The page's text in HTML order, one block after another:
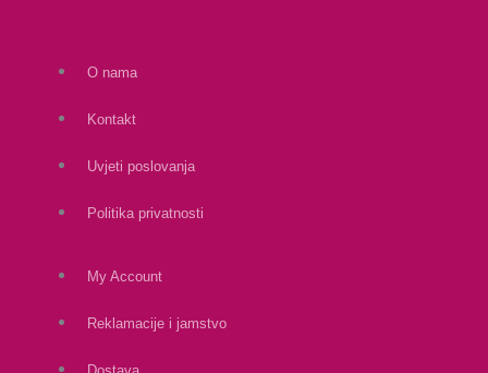
O nama
Kontakt
Uvjeti poslovanja
Politika privatnosti
My Account
Reklamacije i jamstvo